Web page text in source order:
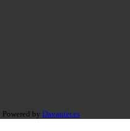
Powered by Davanter.es